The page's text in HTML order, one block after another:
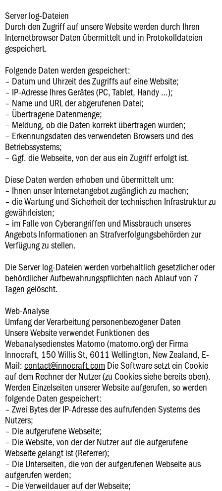
Server log-Dateien
Durch den Zugriff auf unsere Website werden durch Ihren
Internetbrowser Daten übermittelt und in Protokolldateien
gespeichert.
Folgende Daten werden gespeichert:
– Datum und Uhrzeit des Zugriffs auf eine Website;
– IP-Adresse Ihres Gerätes (PC, Tablet, Handy …);
– Name und URL der abgerufenen Datei;
– Übertragene Datenmenge;
– Meldung, ob die Daten korrekt übertragen wurden;
– Erkennungsdaten des verwendeten Browsers und des
Betriebssystems;
– Ggf. die Webseite, von der aus ein Zugriff erfolgt ist.
Diese Daten werden erhoben und übermittelt um:
– Ihnen unser Internetangebot zugänglich zu machen;
– die Wartung und Sicherheit der technischen Infrastruktur zu
gewährleisten;
– im Falle von Cyberangriffen und Missbrauch unseres
Angebots Informationen an Strafverfolgungsbehörden zur
Verfügung zu stellen.
Die Server log-Dateien werden vorbehaltlich gesetzlicher oder
behördlicher Aufbewahrungspflichten nach Ablauf von 7
Tagen gelöscht.
Web-Analyse
Umfang der Verarbeitung personenbezogener Daten
Unsere Website verwendet Funktionen des
Webanalysedienstes Matomo (matomo.org) der Firma
Innocraft, 150 Willis St, 6011 Wellington, New Zealand, E-
Mail: contact@innocraft.com Die Software setzt ein Cookie
auf dem Rechner der Nutzer (zu Cookies siehe bereits oben).
Werden Einzelseiten unserer Website aufgerufen, so werden
folgende Daten gespeichert:
– Zwei Bytes der IP-Adresse des aufrufenden Systems des
Nutzers;
– Die aufgerufene Webseite;
– Die Website, von der der Nutzer auf die aufgerufene
Webseite gelangt ist (Referrer);
– Die Unterseiten, die von der aufgerufenen Webseite aus
aufgerufen werden;
– Die Verweildauer auf der Webseite;